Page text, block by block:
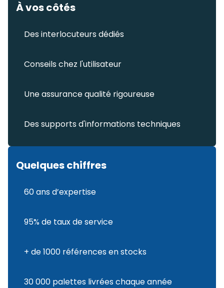
À vos côtés
Des interlocuteurs dédiés
Conseils chez l'utilisateur
Une assurance qualité rigoureuse
Des supports d'informations techniques
Quelques chiffres
60 ans d’expertise
95% de taux de service
+ de 1000 références en stocks
30 000 palettes livrées chaque année